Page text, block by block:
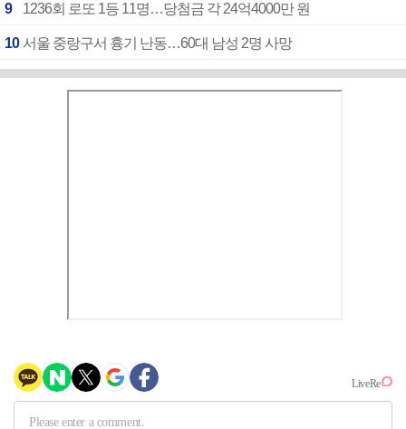
9 1236회 로또 1등 11명…당첨금 각 24억4000만 원
10 서울 중랑구서 흉기 난동…60대 남성 2명 사망